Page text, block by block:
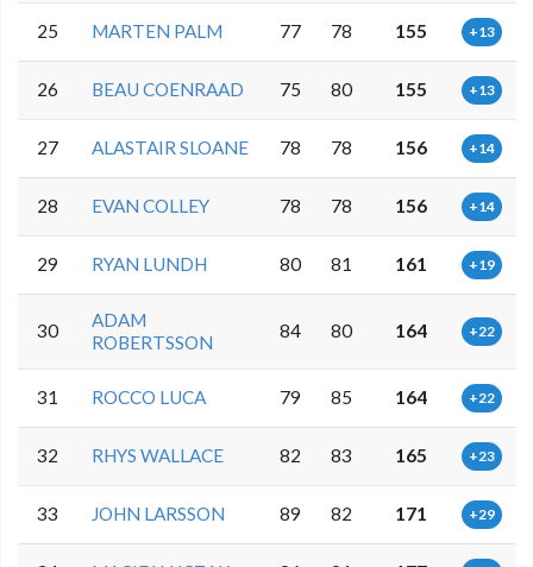
25 MARTEN PALM 77 78 155 +13
26 BEAU COENRAAD 75 80 155 +13
27 ALASTAIR SLOANE 78 78 156 +14
28 EVAN COLLEY 78 78 156 +14
29 RYAN LUNDH 80 81 161 +19
30
ADAM
ROBERTSSON
84 80 164 +22
31 ROCCO LUCA 79 85 164 +22
32 RHYS WALLACE 82 83 165 +23
33 JOHN LARSSON 89 82 171 +29